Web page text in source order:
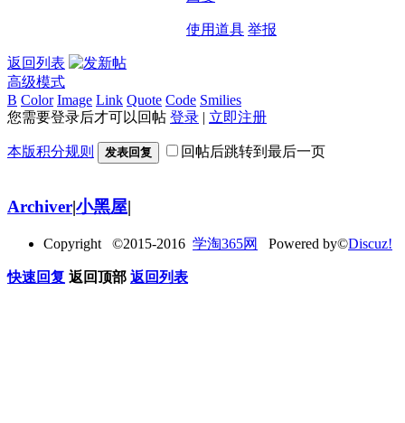
使用道具 举报
返回列表
高级模式
B Color Image Link Quote Code Smilies
您需要登录后才可以回帖 登录 | 立即注册
本版积分规则 发表回复 回帖后跳转到最后一页
Archiver|小黑屋|
Copyright ©2015-2016 学淘365网 Powered by©Discuz!
快速回复 返回顶部 返回列表